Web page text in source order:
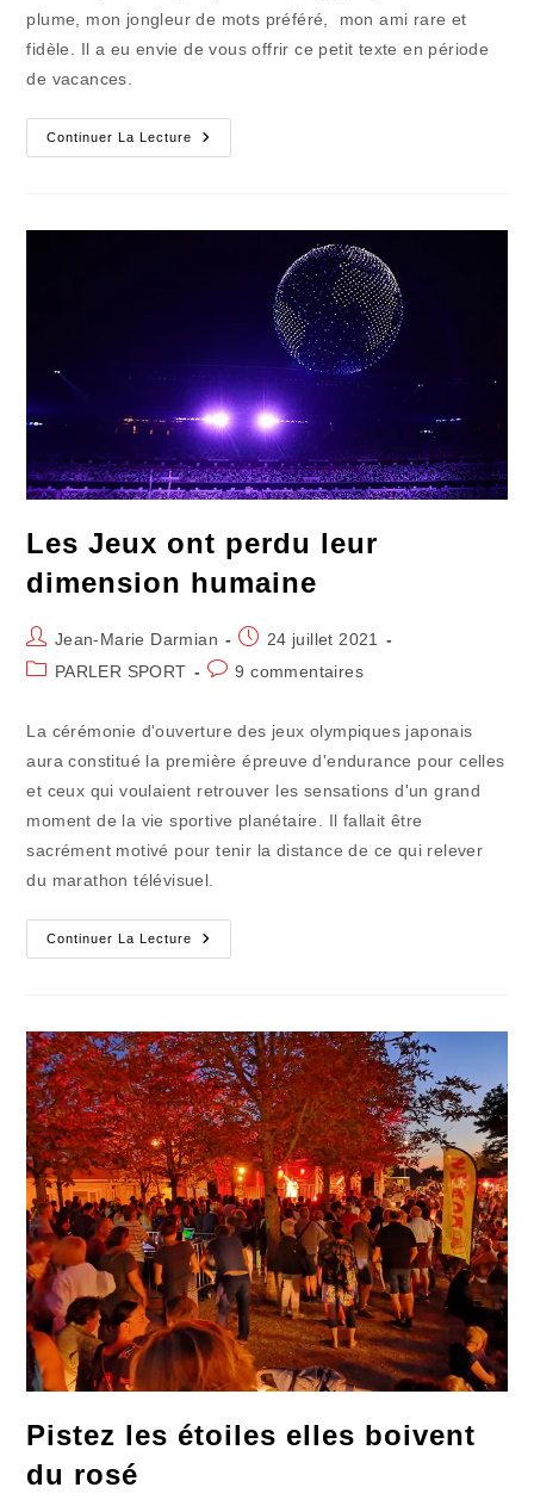
plume, mon jongleur de mots préféré, mon ami rare et
fidèle. Il a eu envie de vous offrir ce petit texte en période
de vacances.
Continuer La Lecture
Délirium
Très
Les Jeux ont perdu leur
dimension humaine
Auteur/autrice
de
Jean-Marie Darmian
Publication
publiée :
24 juillet 2021
PostPARLER SPORT
Commentaires
publication :
9 commentaires
La cérémonie d'ouverture des jeux olympiques japonais
aura constitué la première épreuve d'endurance pour celles
et ceux qui voulaient retrouver les sensations d'un grand
moment de la vie sportive planétaire. Il fallait être
sacrément motivé pour tenir la distance de ce qui relever
du marathon télévisuel.
Continuer La Lecture
Les
Jeux
Humaine
Pistez les étoiles elles boivent
du rosé